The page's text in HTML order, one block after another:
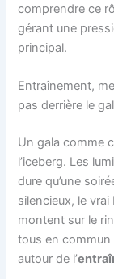
comprendre ce
gérant une
principal.
Entraînement,
pas derrière le
Un gala comme
l’iceberg. Les
dure qu’une
silencieux, le
montent sur le
tous en commun
autour de l’